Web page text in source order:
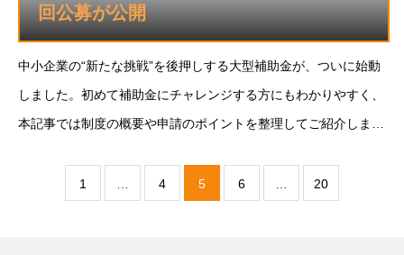
回公募が公開
中小企業の“新たな挑戦”を後押しする大型補助金が、ついに始動
しました。初めて補助金にチャレンジする方にもわかりやすく、
本記事では制度の概要や申請のポイントを整理してご紹介しま
助金とは、中小企業等の既存事業と異
1 4 5 6 20